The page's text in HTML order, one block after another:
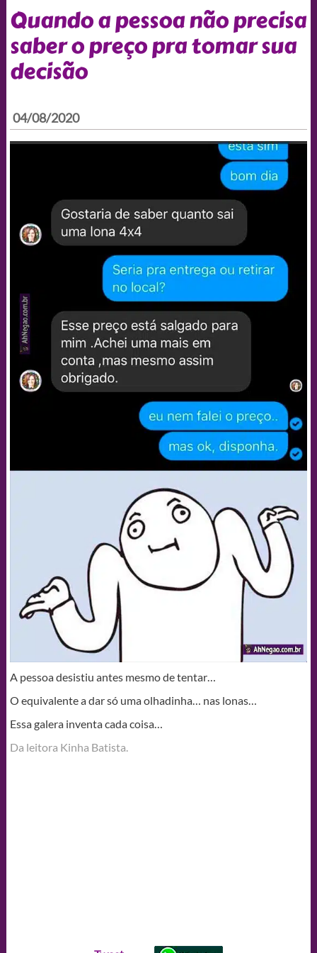
Quando a pessoa não precisa
saber o preço pra tomar sua
decisão
04/08/2020
A pessoa desistiu antes mesmo de tentar…
O equivalente a dar só uma olhadinha… nas lonas…
Essa galera inventa cada coisa…
Da leitora Kinha Batista.